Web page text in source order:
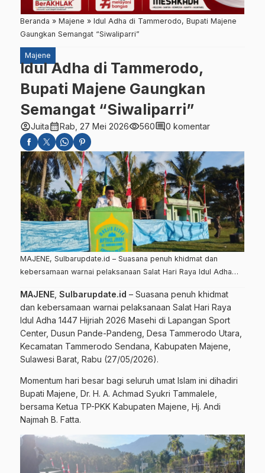
Beranda » Majene » Idul Adha di Tammerodo, Bupati Majene
Gaungkan Semangat “Siwaliparri”
Majene
Idul Adha di Tammerodo,
Bupati Majene Gaungkan
Semangat “Siwaliparri”
account_circleJuitacalendar_monthRab, 27 Mei 2026visibility560comment0 komentar
MAJENE, Sulbarupdate.id – Suasana penuh khidmat dan
kebersamaan warnai pelaksanaan Salat Hari Raya Idul Adha…
MAJENE Sulbarupdate.id – Suasana penuh khidmat
dan kebersamaan warnai pelaksanaan Salat Hari Raya
Idul Adha 1447 Hijriah 2026 Masehi di Lapangan Sport
Center, Dusun Pande-Pandeng, Desa Tammerodo Utara,
Kecamatan Tammerodo Sendana, Kabupaten Majene,
Sulawesi Barat, Rabu (27/05/2026).
Momentum hari besar bagi seluruh umat Islam ini dihadiri
Bupati Majene, Dr. H. A. Achmad Syukri Tammalele,
bersama Ketua TP-PKK Kabupaten Majene, Hj. Andi
Najmah B. Fatta.